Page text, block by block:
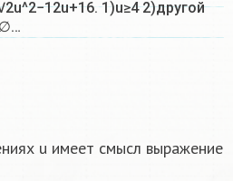
1)u≥4 2)другой
u имеет смысл выражение